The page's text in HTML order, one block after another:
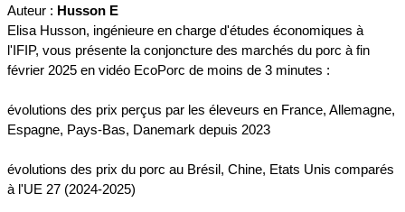
Auteur : Husson E
Elisa Husson, ingénieure en charge d'études économiques à
l'IFIP, vous présente la conjoncture des marchés du porc à fin
février 2025 en vidéo EcoPorc de moins de 3 minutes :
évolutions des prix perçus par les éleveurs en France, Allemagne,
Espagne, Pays-Bas, Danemark depuis 2023
évolutions des prix du porc au Brésil, Chine, Etats Unis comparés
à l'UE 27 (2024-2025)